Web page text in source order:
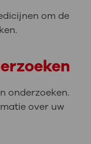
om de
onderzoeken.
over uw